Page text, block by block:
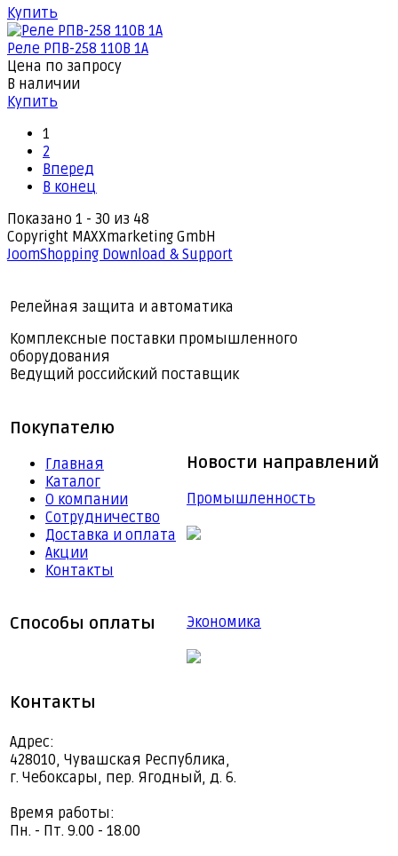
Купить
Реле РПВ-258 110В 1А
Цена по запросу
В наличии
Купить
1
2
Вперед
В конец
Показано 1 - 30 из 48
Copyright MAXXmarketing GmbH
JoomShopping Download & Support
Релейная защита и автоматика
Комплексные поставки промышленного
оборудования
Ведущий российский поставщик
Покупателю
Главная
Каталог
О компании
Сотрудничество
Доставка и оплата
Акции
Контакты
Новости направлений
Промышленность
Способы оплаты Экономика
Контакты
Адрес:
428010, Чувашская Республика,
г. Чебоксары, пер. Ягодный, д. 6.
Время работы:
Пн. - Пт. 9.00 - 18.00